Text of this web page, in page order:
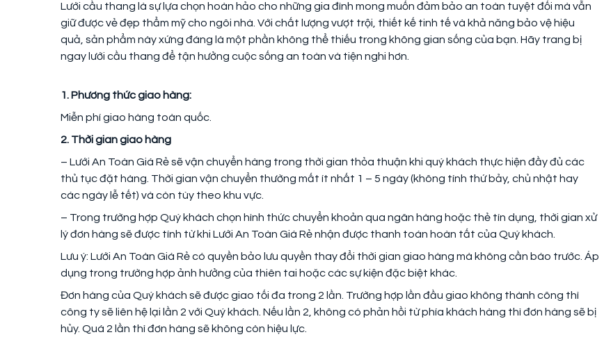
Lưới cầu thang là sự lựa chọn hoàn hảo cho những gia đình mong muốn đảm bảo an toàn tuyệt đối mà vẫn
giữ được vẻ đẹp thẩm mỹ cho ngôi nhà. Với chất lượng vượt trội, thiết kế tinh tế và khả năng bảo vệ hiệu
quả, sản phẩm này xứng đáng là một phần không thể thiếu trong không gian sống của bạn. Hãy trang bị
ngay lưới cầu thang để tận hưởng cuộc sống an toàn và tiện nghi hơn.
1. Phương thức giao hàng:
Miễn phí giao hàng toàn quốc.
2. Thời gian giao hàng
– Lưới An Toàn Giá Rẻ sẽ vận chuyển hàng trong thời gian thỏa thuận khi quý khách thực hiện đầy đủ các
thủ tục đặt hàng. Thời gian vận chuyển thường mất ít nhất 1 – 5 ngày (không tính thứ bảy, chủ nhật hay
các ngày lễ tết) và còn tùy theo khu vực.
– Trong trường hợp Quý khách chọn hình thức chuyển khoản qua ngân hàng hoặc thẻ tín dụng, thời gian xử
lý đơn hàng sẽ được tính từ khi Lưới An Toàn Giá Rẻ nhận được thanh toán hoàn tất của Quý khách.
Lưu ý: Lưới An Toàn Giá Rẻ có quyền bảo lưu quyền thay đổi thời gian giao hàng mà không cần báo trước. Áp
dụng trong trường hợp ảnh hưởng của thiên tai hoặc các sự kiện đặc biệt khác.
Đơn hàng của Quý khách sẽ được giao tối đa trong 2 lần. Trường hợp lần đầu giao không thành công thì
công ty sẽ liên hệ lại lần 2 với Quý khách. Nếu lần 2, không có phản hồi từ phía khách hàng thì đơn hàng sẽ bị
hủy. Quá 2 lần thì đơn hàng sẽ không còn hiệu lực.